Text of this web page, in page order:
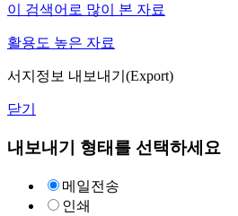
이 검색어로 많이 본 자료
활용도 높은 자료
서지정보 내보내기(Export)
닫기
내보내기 형태를 선택하세요
메일전송
인쇄